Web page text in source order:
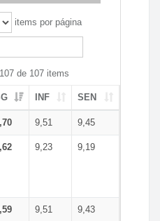
items por página
de 107 items
INF SEN
9,51 9,45
9,23 9,19
9,51 9,43